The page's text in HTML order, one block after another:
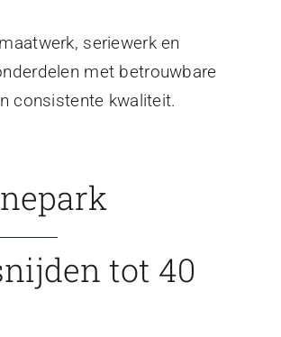
seriewerk en
met betrouwbare
consistente kwaliteit.
tot 40